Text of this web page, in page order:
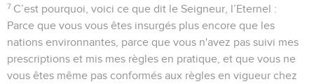
7 C’est pourquoi, voici ce que dit le Seigneur, l’Eternel :
Parce que vous vous êtes insurgés plus encore que les
nations environnantes, parce que vous n'avez pas suivi mes
prescriptions et mis mes règles en pratique, et que vous ne
vous êtes même pas conformés aux règles en vigueur chez